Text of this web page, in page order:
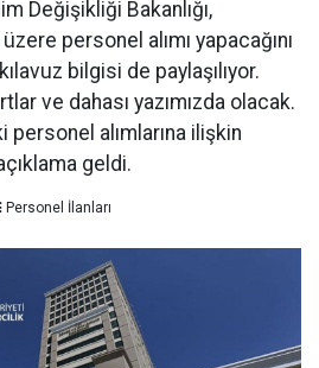
Değişikliği Bakanlığı,
personel alımı yapacağını
bilgisi de paylaşılıyor.
ve dahası yazımızda olacak.
personel alımlarına ilişkin
geldi.
Personel İlanları